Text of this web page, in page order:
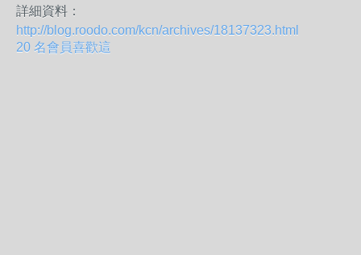
詳細資料：
http://blog.roodo.com/kcn/archives/18137323.html
20 名會員喜歡這